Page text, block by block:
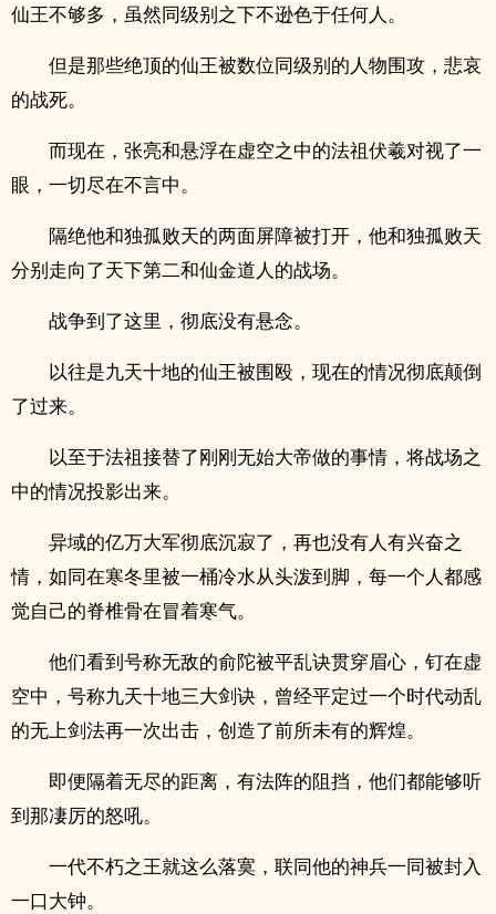
仙王不够多，虽然同级别之下不逊色于任何人。
但是那些绝顶的仙王被数位同级别的人物围攻，悲哀
的战死。
而现在，张亮和悬浮在虚空之中的法祖伏羲对视了一
眼，一切尽在不言中。
隔绝他和独孤败天的两面屏障被打开，他和独孤败天
分别走向了天下第二和仙金道人的战场。
战争到了这里，彻底没有悬念。
以往是九天十地的仙王被围殴，现在的情况彻底颠倒
了过来。
以至于法祖接替了刚刚无始大帝做的事情，将战场之
中的情况投影出来。
异域的亿万大军彻底沉寂了，再也没有人有兴奋之
情，如同在寒冬里被一桶冷水从头泼到脚，每一个人都感
觉自己的脊椎骨在冒着寒气。
他们看到号称无敌的俞陀被平乱诀贯穿眉心，钉在虚
空中，号称九天十地三大剑诀，曾经平定过一个时代动乱
的无上剑法再一次出击，创造了前所未有的辉煌。
即便隔着无尽的距离，有法阵的阻挡，他们都能够听
到那凄厉的怒吼。
一代不朽之王就这么落寞，联同他的神兵一同被封入
一口大钟。